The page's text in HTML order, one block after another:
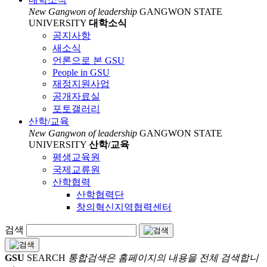
New Gangwon of leadership GANGWON STATE
UNIVERSITY 대학소식
공지사항
새소식
언론으로 본 GSU
People in GSU
재정지원사업
공개자료실
포토갤러리
산학/교육
New Gangwon of leadership GANGWON STATE
UNIVERSITY 산학/교육
평생교육원
국제교류원
산학협력
산학협력단
창의혁신지역협력센터
검색
GSU SEARCH 통합검색은 홈페이지의 내용을 전체 검색합니